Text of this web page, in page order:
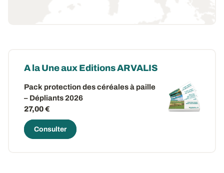
A la Une aux Editions ARVALIS
Pack protection des céréales à paille
– Dépliants 2026
27,00 €
Consulter